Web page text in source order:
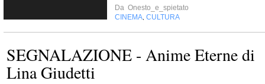
Da Onesto_e_spietato
CINEMA CULTURA
SEGNALAZIONE - Anime Eterne di
Lina Giudetti